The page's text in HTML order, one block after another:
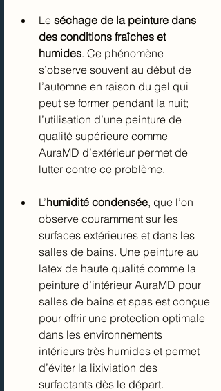
Le séchage de la peinture dans
des conditions fraîches et
humides. Ce phénomène
s’observe souvent au début de
l’automne en raison du gel qui
peut se former pendant la nuit;
l’utilisation d’une peinture de
qualité supérieure comme
AuraMD d’extérieur permet de
lutter contre ce problème.
L’humidité condensée, que l’on
observe couramment sur les
surfaces extérieures et dans les
salles de bains. Une peinture au
latex de haute qualité comme la
peinture d’intérieur AuraMD pour
salles de bains et spas est conçue
pour offrir une protection optimale
dans les environnements
intérieurs très humides et permet
d’éviter la lixiviation des
surfactants dès le départ.